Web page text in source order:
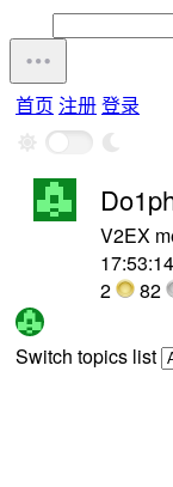
首页 注册登录
V2EX
2
82
Switch topics list